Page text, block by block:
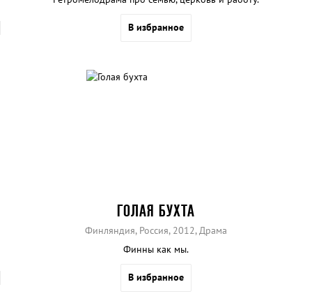
В избранное
ГОЛАЯ БУХТА
Финляндия, Россия, 2012, Драма
Финны как мы.
В избранное